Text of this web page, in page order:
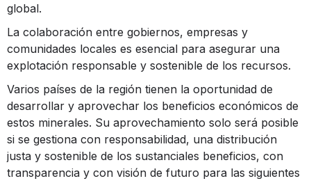
global.
La colaboración entre gobiernos, empresas y
comunidades locales es esencial para asegurar una
explotación responsable y sostenible de los recursos.
Varios países de la región tienen la oportunidad de
desarrollar y aprovechar los beneficios económicos de
estos minerales. Su aprovechamiento solo será posible
si se gestiona con responsabilidad, una distribución
justa y sostenible de los sustanciales beneficios, con
transparencia y con visión de futuro para las siguientes